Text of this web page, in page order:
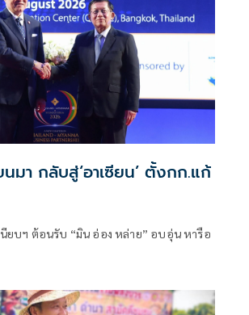
กลับสู่‘อาเซียน’ ตั้งกก.แก้
ยบฯ ต้อนรับ “มิน อ่อง หล่าย” อบอุ่น หารือ